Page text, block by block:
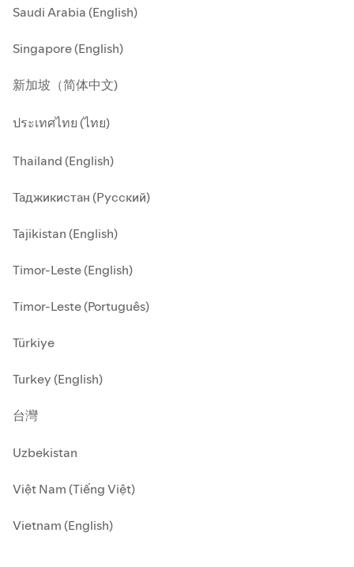
Saudi Arabia (English)
Singapore (English)
新加坡（简体中文)
ประเทศไทย (ไทย)
Thailand (English)
Таджикистан (Русский)
Tajikistan (English)
Timor-Leste (English)
Timor-Leste (Português)
Türkiye
Turkey (English)
台灣
Uzbekistan
Việt Nam (Tiếng Việt)
Vietnam (English)